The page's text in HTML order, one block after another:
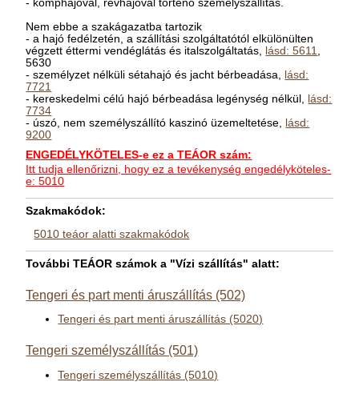
- komphajóval, révhajóval történő személyszállítás.
Nem ebbe a szakágazatba tartozik
- a hajó fedélzetén, a szállítási szolgáltatótól elkülönülten
végzett éttermi vendéglátás és italszolgáltatás, lásd: 5611
5630
- személyzet nélküli sétahajó és jacht bérbeadása, lásd:
7721
- kereskedelmi célú hajó bérbeadása legénység nélkül, lásd:
7734
- úszó, nem személyszállító kaszinó üzemeltetése, lásd:
9200
ENGEDÉLYKÖTELES-e ez a TEÁOR szám:
Itt tudja ellenőrizni, hogy ez a tevékenység engedélyköteles-
e: 5010
Szakmakódok:
5010 teáor alatti szakmakódok
További TEÁOR számok a "Vízi szállítás" alatt:
Tengeri és part menti áruszállítás (502)
Tengeri és part menti áruszállítás (5020)
Tengeri személyszállítás (501)
Tengeri személyszállítás (5010)